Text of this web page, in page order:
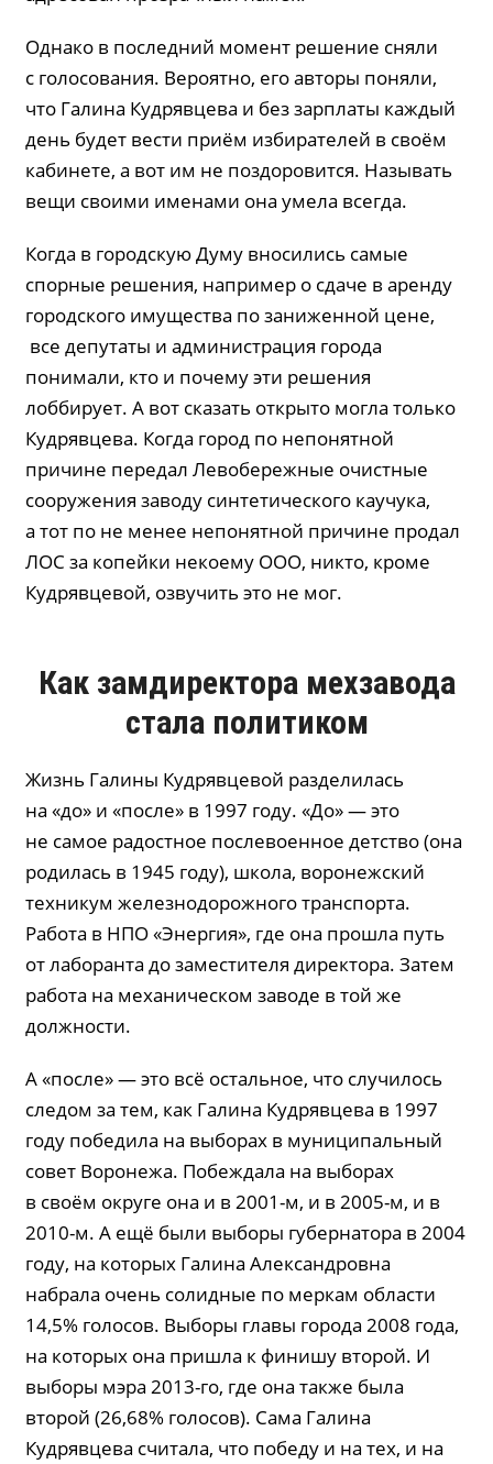
Однако в последний момент решение сняли
с голосования. Вероятно, его авторы поняли,
что Галина Кудрявцева и без зарплаты каждый
день будет вести приём избирателей в своём
кабинете, а вот им не поздоровится. Называть
вещи своими именами она умела всегда.
Когда в городскую Думу вносились самые
спорные решения, например о сдаче в аренду
городского имущества по заниженной цене,
все депутаты и администрация города
понимали, кто и почему эти решения
лоббирует. А вот сказать открыто могла только
Кудрявцева. Когда город по непонятной
причине передал Левобережные очистные
сооружения заводу синтетического каучука,
а тот по не менее непонятной причине продал
ЛОС за копейки некоему ООО, никто, кроме
Кудрявцевой, озвучить это не мог.
Как замдиректора мехзавода
стала политиком
Жизнь Галины Кудрявцевой разделилась
на «до» и «после» в 1997 году. «До» — это
не самое радостное послевоенное детство (она
родилась в 1945 году), школа, воронежский
техникум железнодорожного транспорта.
Работа в НПО «Энергия», где она прошла путь
от лаборанта до заместителя директора. Затем
работа на механическом заводе в той же
должности.
А «после» — это всё остальное, что случилось
следом за тем, как Галина Кудрявцева в 1997
году победила на выборах в муниципальный
совет Воронежа. Побеждала на выборах
в своём округе она и в 2001-м, и в 2005-м, и в
2010-м. А ещё были выборы губернатора в 2004
году, на которых Галина Александровна
набрала очень солидные по меркам области
14,5% голосов. Выборы главы города 2008 года,
на которых она пришла к финишу второй. И
выборы мэра 2013-го, где она также была
второй (26,68% голосов). Сама Галина
Кудрявцева считала, что победу и на тех, и на